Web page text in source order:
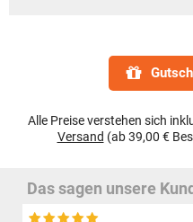
Alle Preise verstehen sich
Versand (ab 39,00 €
Das sagen unsere